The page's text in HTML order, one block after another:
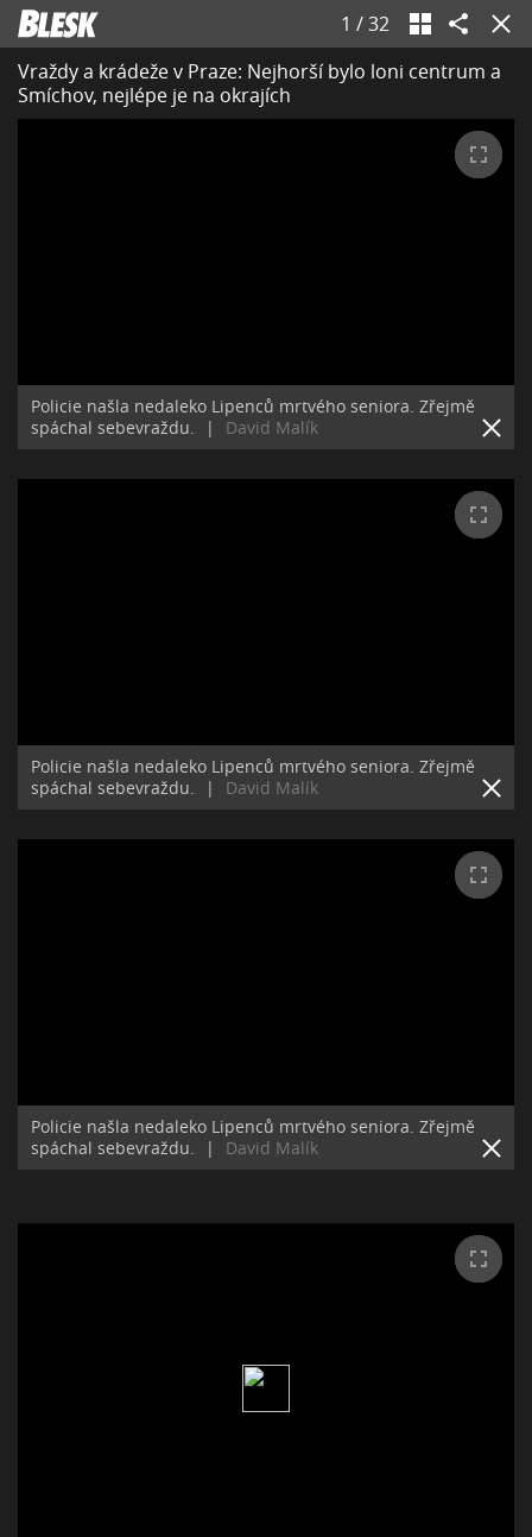
1 /32
Vraždy a krádeže v Praze: Nejhorší bylo loni centrum a
Smíchov, nejlépe je na okrajích
Policie našla nedaleko Lipenců mrtvého seniora. Zřejmě
spáchal sebevraždu.
| David Malík
Policie našla nedaleko Lipenců mrtvého seniora. Zřejmě
spáchal sebevraždu.
| David Malík
Policie našla nedaleko Lipenců mrtvého seniora. Zřejmě
spáchal sebevraždu.
| David Malík